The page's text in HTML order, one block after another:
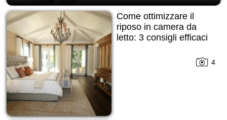
Come ottimizzare il
riposo in camera da
letto: 3 consigli efficaci
4